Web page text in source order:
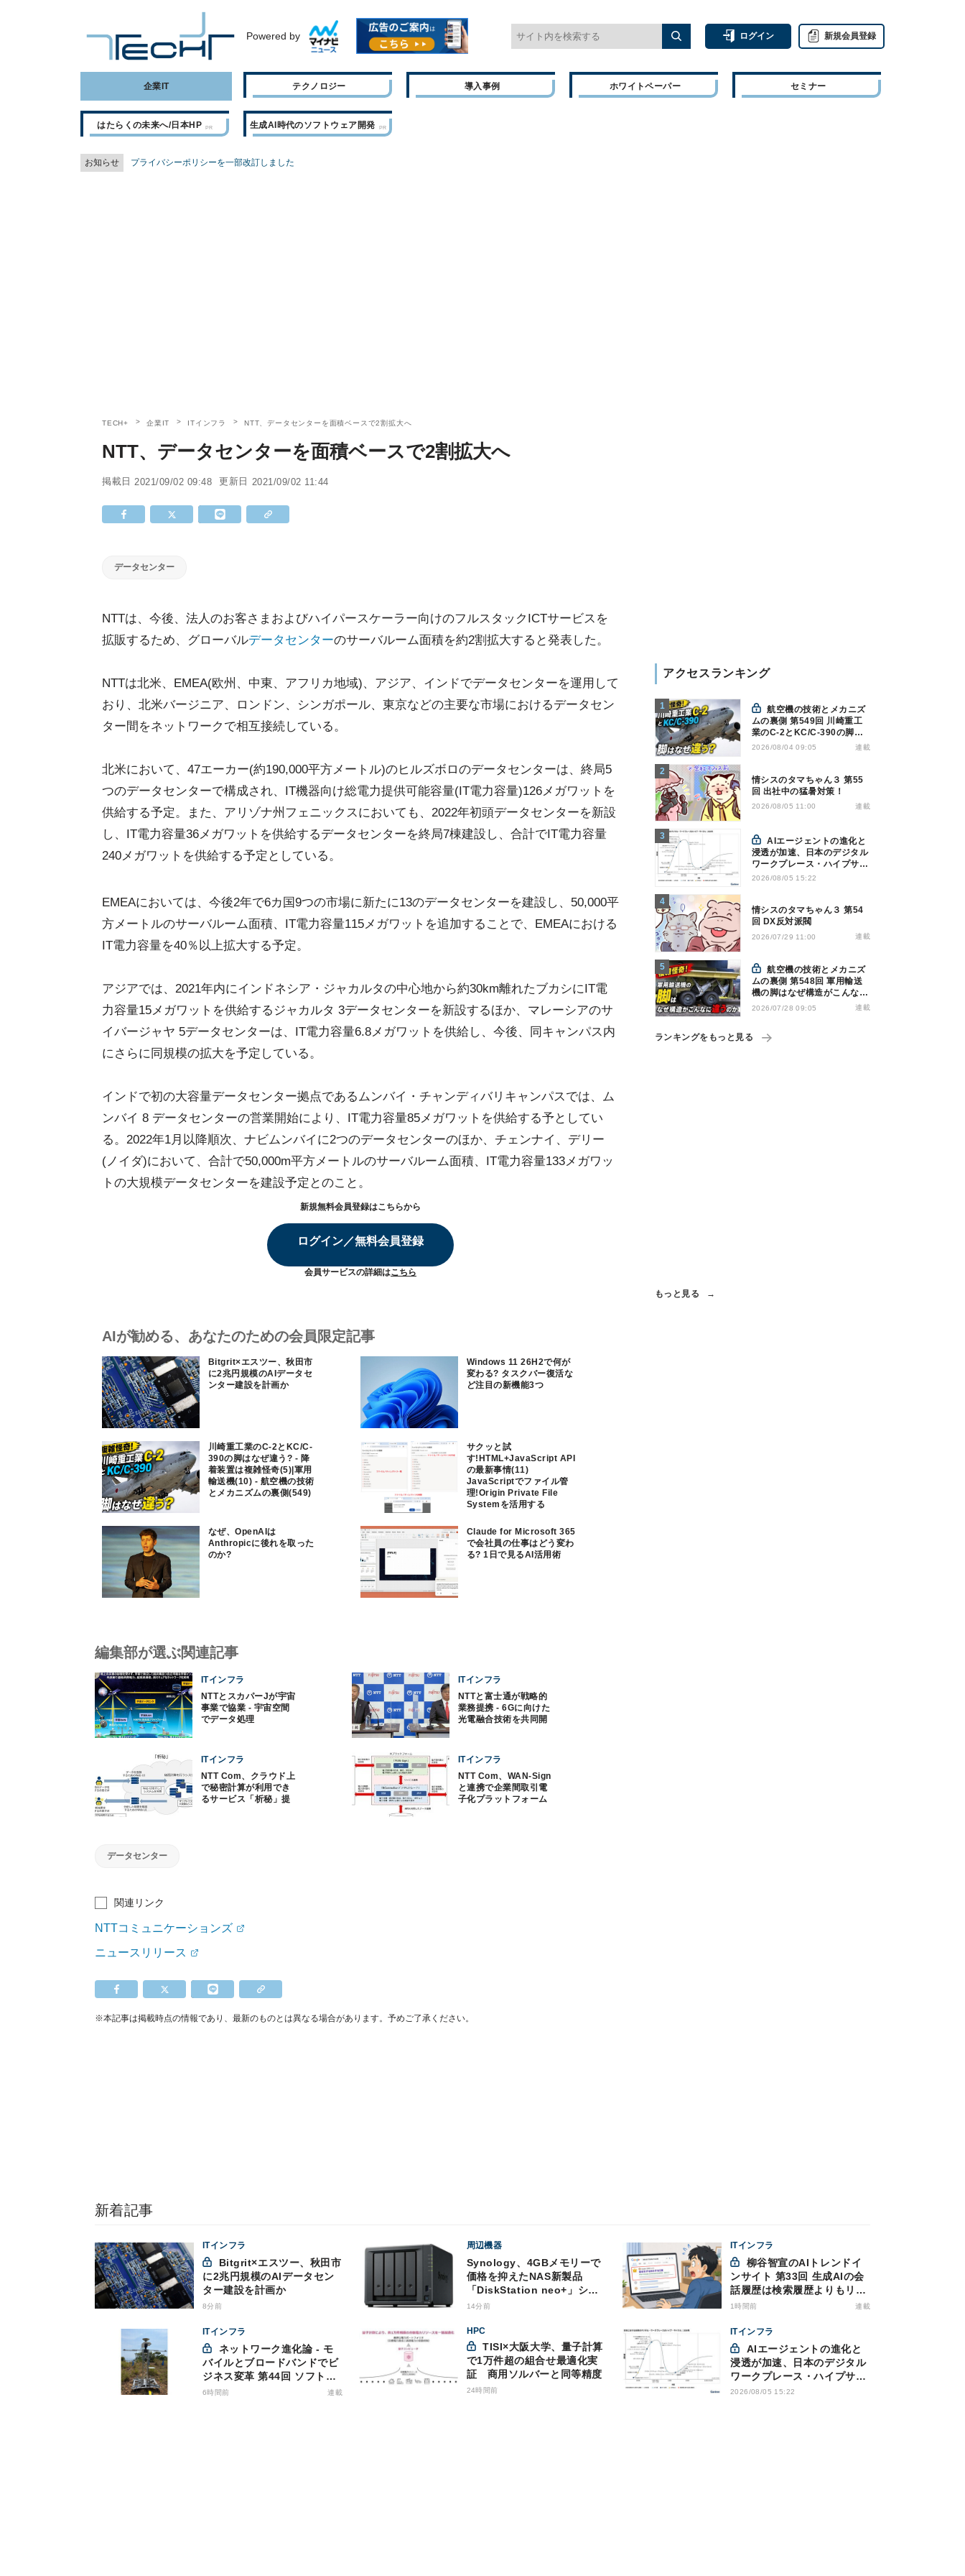
Powered by ログイン 新規会員登録
企業IT テクノロジー 導入事例 ホワイトペーパー セミナー
はたらくの未来へ/日本HP 生成AI時代のソフトウェア開発
お知らせ プライバシーポリシーを一部改訂しました
TECH+ 企業IT ITインフラ NTT、データセンターを面積ベースで2割拡大へ
NTT、データセンターを面積ベースで2割拡大へ
掲載日 2021/09/02 09:48 更新日 2021/09/02 11:44
データセンター
NTTは、今後、法人のお客さまおよびハイパースケーラー向けのフルスタックICTサービスを
拡販するため、グローバルデータセンターのサーバルーム面積を約2割拡大すると発表した。
NTTは北米、EMEA(欧州、中東、アフリカ地域)、アジア、インドでデータセンターを運用して
おり、北米バージニア、ロンドン、シンガポール、東京などの主要な市場におけるデータセン
ター間をネットワークで相互接続している。
北米において、47エーカー(約190,000平方メートル)のヒルズボロのデータセンターは、終局5
つのデータセンターで構成され、IT機器向け総電力提供可能容量(IT電力容量)126メガワットを
供給する予定。また、アリゾナ州フェニックスにおいても、2022年初頭データセンターを新設
し、IT電力容量36メガワットを供給するデータセンターを終局7棟建設し、合計でIT電力容量
240メガワットを供給する予定としている。
EMEAにおいては、今後2年で6カ国9つの市場に新たに13のデータセンターを建設し、50,000平
方メートルのサーバルーム面積、IT電力容量115メガワットを追加することで、EMEAにおける
IT電力容量を40％以上拡大する予定。
アジアでは、2021年内にインドネシア・ジャカルタの中心地から約30km離れたブカシにIT電
力容量15メガワットを供給するジャカルタ 3データセンターを新設するほか、マレーシアのサ
イバージャヤ 5データセンターは、IT電力容量6.8メガワットを供給し、今後、同キャンパス内
にさらに同規模の拡大を予定している。
インドで初の大容量データセンター拠点であるムンバイ・チャンディバリキャンパスでは、ム
ンバイ 8 データセンターの営業開始により、IT電力容量85メガワットを供給する予としてい
る。2022年1月以降順次、ナビムンバイに2つのデータセンターのほか、チェンナイ、デリー
(ノイダ)において、合計で50,000m平方メートルのサーバルーム面積、IT電力容量133メガワッ
トの大規模データセンターを建設予定とのこと。
新規無料会員登録はこちらから
ログイン／無料会員登録
会員サービスの詳細はこちら
AIが勧める、あなたのための会員限定記事
Bitgrit×エスツー、秋田市
に2兆円規模のAIデータセ
ンター建設を計画か
Windows 11 26H2で何が
変わる? タスクバー復活な
ど注目の新機能3つ
川崎重工業のC-2とKC/C-
390の脚はなぜ違う? - 降
着装置は複雑怪奇(5)|軍用
輸送機(10) - 航空機の技術
とメカニズムの裏側(549)
サクッと試
す!HTML+JavaScript API
の最新事情(11)
JavaScriptでファイル管
理!Origin Private File
Systemを活用する
なぜ、OpenAIは
Anthropicに後れを取った
のか?
Claude for Microsoft 365
で会社員の仕事はどう変わ
る? 1日で見るAI活用術
アクセスランキング
航空機の技術とメカニズ
ムの裏側 第549回 川崎重工
業のC-2とKC/C-390の脚は
なぜ違う? - 降着装置は複雑
2026/08/04 09:05 連載
情シスのタマちゃん３ 第55
回 出社中の猛暑対策！
2026/08/05 11:00 連載
AIエージェントの進化と
浸透が加速、日本のデジタル
ワークプレース・ハイプサイ
クルをガートナーが発表
2026/08/05 15:22
情シスのタマちゃん３ 第54
回 DX反対派閥
2026/07/29 11:00 連載
航空機の技術とメカニズ
ムの裏側 第548回 軍用輸送
機の脚はなぜ構造がこんなに
違うのか - 降着装置は複雑怪
2026/07/28 09:05 連載
ランキングをもっと見る
もっと見る
編集部が選ぶ関連記事
ITインフラ
NTTとスカパーJが宇宙
事業で協業 - 宇宙空間
でデータ処理
ITインフラ
NTTと富士通が戦略的
業務提携 - 6Gに向けた
光電融合技術を共同開
ITインフラ
NTT Com、クラウド上
で秘密計算が利用でき
るサービス「析秘」提
ITインフラ
NTT Com、WAN-Sign
と連携で企業間取引電
子化プラットフォーム
データセンター
関連リンク
NTTコミュニケーションズ
ニュースリリース
※本記事は掲載時点の情報であり、最新のものとは異なる場合があります。予めご了承ください。
新着記事
ITインフラ
に2兆円規模のAIデータセン
ター建設を計画か
8分前
周辺機器
Synology、4GBメモリーで
価格を抑えたNAS新製品
「DiskStation neo+」シリ
ーズ
14分前
ITインフラ
ンサイト 第33回 生成AIの会
話履歴は検索履歴よりもリス
キー？今のうちに情報漏洩対
1時間前 連載
ITインフラ
バイルとブロードバンドでビ
ジネス変革 第44回 ソフトバ
ンクが「HAPS」のプレ商用
6時間前 連載
HPC
TISI×大阪大学、量子計算
で1万件超の組合せ最適化実
証 商用ソルバーと同等精度
24時間前
ITインフラ
浸透が加速、日本のデジタル
ワークプレース・ハイプサイ
クルをガートナーが発表
2026/08/05 15:22